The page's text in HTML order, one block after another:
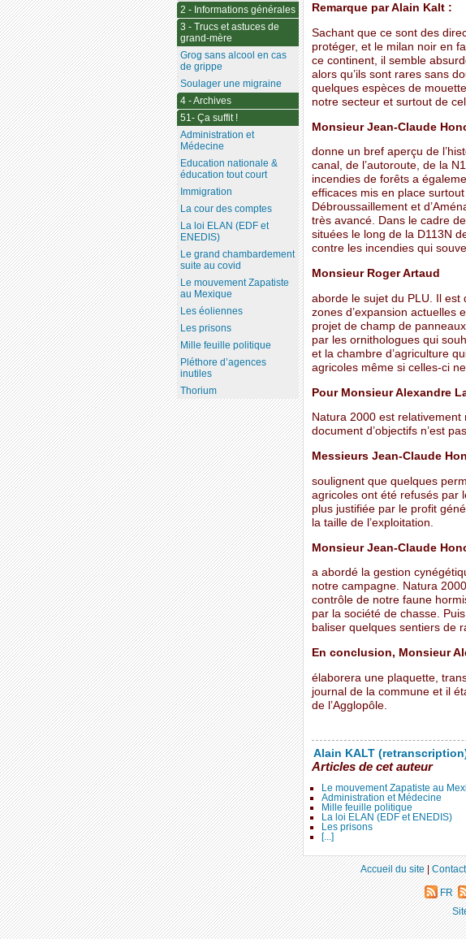
Remarque par Alain Kalt :
Sachant que ce sont des
protéger, et le milan noir en
ce continent, il semble
alors qu’ils sont rares sans
quelques espèces de
notre secteur et surtout de
Monsieur Jean-Claude
donne un bref aperçu de
canal, de l’autoroute, de la
incendies de forêts a
efficaces mis en place
Débroussaillement et
très avancé. Dans le cadre
situées le long de la D113N
contre les incendies qui
Monsieur Roger Artaud
aborde le sujet du PLU. Il
zones d’expansion actuelles
projet de champ de
par les ornithologues qui
et la chambre d’agriculture
agricoles même si celles-ci
Pour Monsieur Alexandre
Natura 2000 est relativement
document d’objectifs n’est
Messieurs Jean-Claude
soulignent que quelques
agricoles ont été refusés par
plus justifiée par le profit
la taille de l’exploitation.
Monsieur Jean-Claude
a abordé la gestion
notre campagne. Natura
contrôle de notre faune
par la société de chasse.
baliser quelques sentiers de
En conclusion, Monsieur
élaborera une plaquette,
journal de la commune et il
de l’Agglopôle.
Alain KALT
Articles de cet auteur
Le mouvement Zapatiste au
Administration et Médecine
Mille feuille politique
La loi ELAN (EDF et ENEDIS)
Les prisons
[...]
2 - Informations générales
3 - Trucs et astuces de
grand-mère
Grog sans alcool en cas
de grippe
Soulager une migraine
4 - Archives
51- Ça suffit !
Administration et
Médecine
Education nationale &
éducation tout court
Immigration
La cour des comptes
La loi ELAN (EDF et
ENEDIS)
Le grand chambardement
suite au covid
Le mouvement Zapatiste
au Mexique
Les éoliennes
Les prisons
Mille feuille politique
Pléthore d’agences
inutiles
Thorium
Accueil du site|Contact
FR